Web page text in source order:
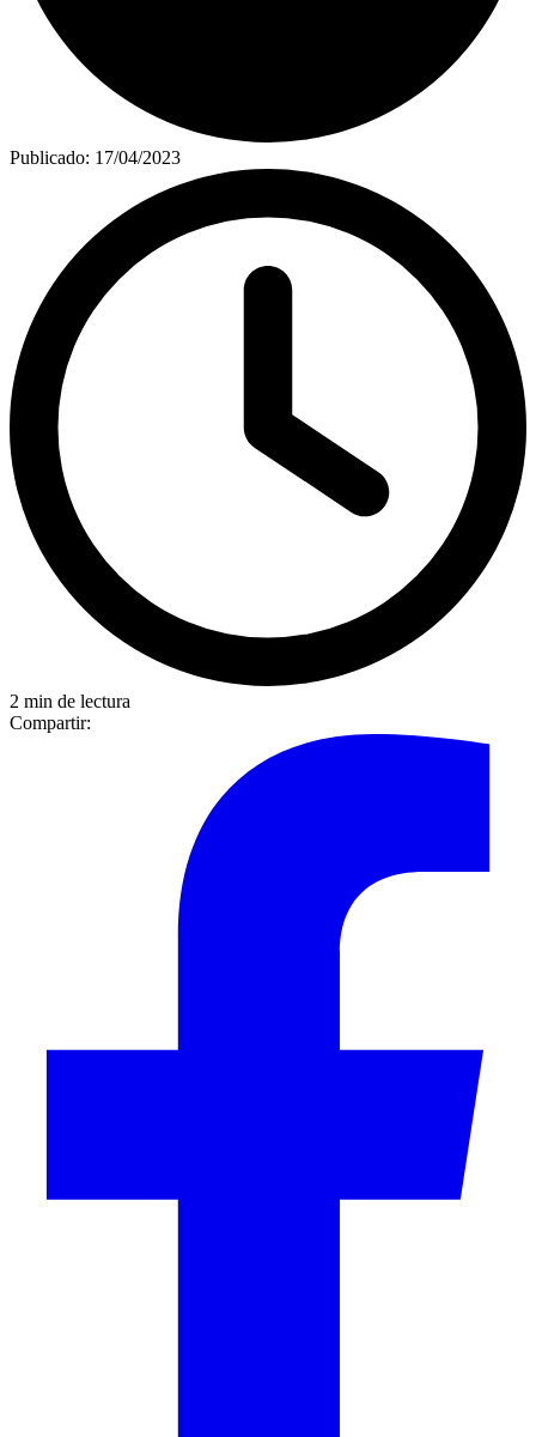
Publicado: 17/04/2023
2 min de lectura
Compartir: